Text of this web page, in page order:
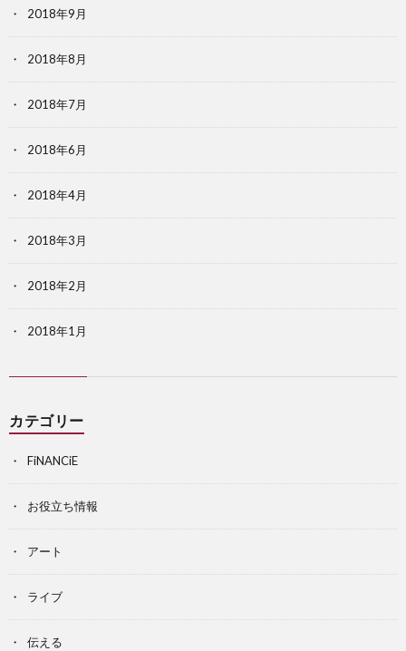
2018年9月
2018年8月
2018年7月
2018年6月
2018年4月
2018年3月
2018年2月
2018年1月
カテゴリー
FiNANCiE
お役立ち情報
アート
ライブ
伝える